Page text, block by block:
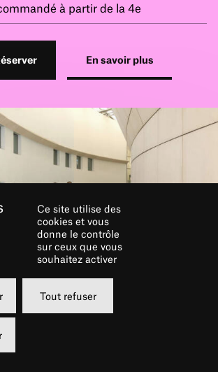
à partir de la 4e
En savoir plus
Ce site utilise des
cookies et vous
donne le contrôle
sur ceux que vous
souhaitez activer
Tout refuser